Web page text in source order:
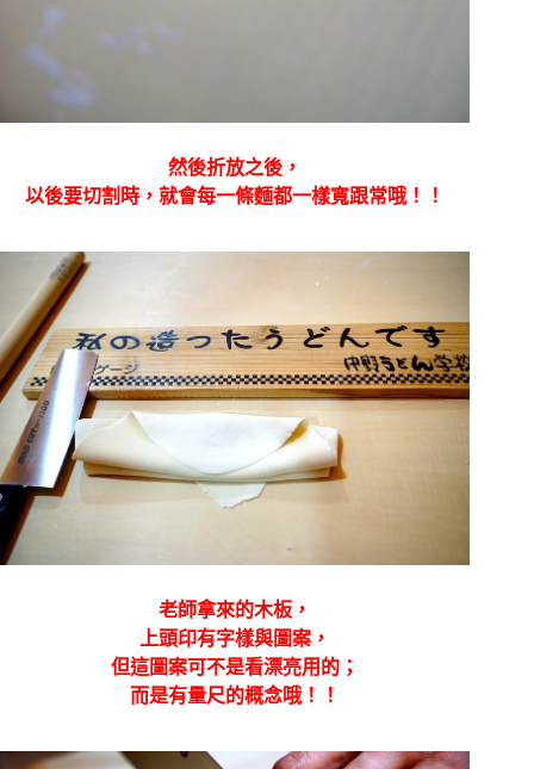
然後折放之後，
以後要切割時，就會每一條麵都一樣寬跟常哦！！
老師拿來的木板，
上頭印有字樣與圖案，
但這圖案可不是看漂亮用的；
而是有量尺的概念哦！！